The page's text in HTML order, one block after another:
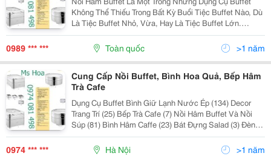
Không Thể Thiếu Trong Bất Kỳ Buổi Tiệc Buffet Nào, Dù
Là Tiệc Buffet Nhỏ, Vừa, Hay Là Tiệc Buffet Lớn.
Nhiệm Vụ Của Nồi Là Giữ Nóng Thức Ăn . Chúng Tôi
Có Các Loại Nồi Hâm Nóng Thức Ăn Buffet Như: Nồi...
0989 *** *** Toàn quốc >1 năm
Cung Cấp Nồi Buffet, Bình Hoa Quả, Bếp Hâm
Trà Cafe
Dụng Cụ Buffet Bình Giữ Lạnh Nước Ép (134) Decor
Trang Trí (25) Bếp Trà Cafe (7) Nồi Hâm Buffet Và Nồi
Súp (81) Bình Hâm Caffe (23) Bát Đựng Salad (3) Đèn
Hâm Nóng Thức Ăn (33) Bình Đựng Ngũ Cốc (14) Máy
0974 *** *** Hà Nội >1 năm